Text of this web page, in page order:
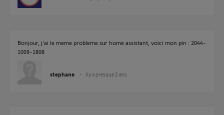
Bonjour, j'ai le meme probleme sur home assistant, voici mon pin : 2044-
1009-1808
stephane il y a presque 2 ans